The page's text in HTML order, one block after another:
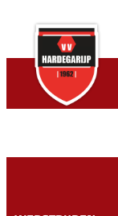
de
inhoud